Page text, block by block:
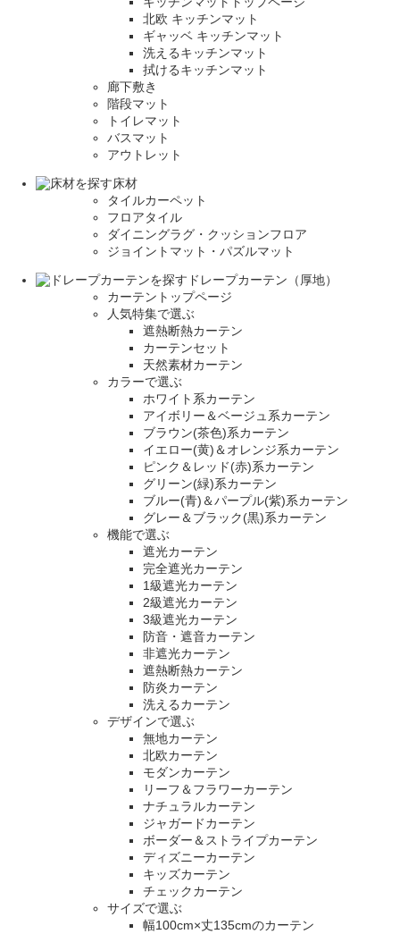
北欧 キッチンマット
ギャッベ キッチンマット
洗えるキッチンマット
拭けるキッチンマット
廊下敷き
階段マット
トイレマット
バスマット
アウトレット
床材
タイルカーペット
フロアタイル
ダイニングラグ・クッションフロア
ジョイントマット・パズルマット
ドレープカーテン（厚地）
カーテントップページ
人気特集で選ぶ
遮熱断熱カーテン
カーテンセット
天然素材カーテン
カラーで選ぶ
ホワイト系カーテン
アイボリー＆ベージュ系カーテン
ブラウン(茶色)系カーテン
イエロー(黄)＆オレンジ系カーテン
ピンク＆レッド(赤)系カーテン
グリーン(緑)系カーテン
ブルー(青)＆パープル(紫)系カーテン
グレー＆ブラック(黒)系カーテン
機能で選ぶ
遮光カーテン
完全遮光カーテン
1級遮光カーテン
2級遮光カーテン
3級遮光カーテン
防音・遮音カーテン
非遮光カーテン
遮熱断熱カーテン
防炎カーテン
洗えるカーテン
デザインで選ぶ
無地カーテン
北欧カーテン
モダンカーテン
リーフ＆フラワーカーテン
ナチュラルカーテン
ジャガードカーテン
ボーダー＆ストライプカーテン
ディズニーカーテン
キッズカーテン
チェックカーテン
サイズで選ぶ
幅100cm×丈135cmのカーテン